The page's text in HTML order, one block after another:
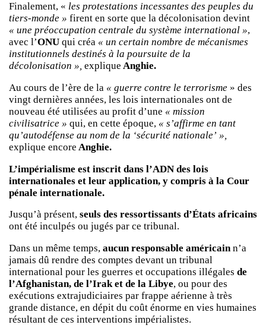
Finalement, « les protestations incessantes des peuples du
tiers-monde » firent en sorte que la décolonisation devint
« une préoccupation centrale du système international »,
avec l’ONU qui créa « un certain nombre de mécanismes
institutionnels destinés à la poursuite de la
décolonisation », explique Anghie.
Au cours de l’ère de la « guerre contre le terrorisme » des
vingt dernières années, les lois internationales ont de
nouveau été utilisées au profit d’une « mission
civilisatrice » qui, en cette époque, « s’affirme en tant
qu’autodéfense au nom de la ‘sécurité nationale’ »,
explique encore Anghie.
L’impérialisme est inscrit dans l’ADN des lois
internationales et leur application, y compris à la Cour
pénale internationale.
Jusqu’à présent, seuls des ressortissants d’États africains
ont été inculpés ou jugés par ce tribunal.
Dans un même temps, aucun responsable américainn’a
jamais dû rendre des comptes devant un tribunal
international pour les guerres et occupations illégales de
l’Afghanistan, de l’Irak et de la Libye, ou pour des
exécutions extrajudiciaires par frappe aérienne à très
grande distance, en dépit du coût énorme en vies humaines
résultant de ces interventions impérialistes.